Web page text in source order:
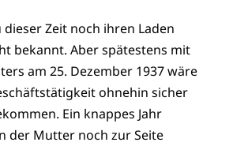
dieser Zeit noch ihren Laden
bekannt. Aber spätestens mit
am 25. Dezember 1937 wäre
ohnehin sicher
Ein knappes Jahr
der Mutter noch zur Seite